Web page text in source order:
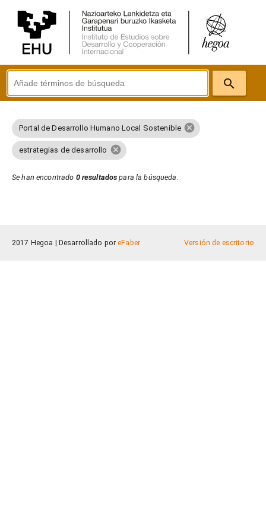
search
Portal de Desarrollo Humano Local Sostenible cancel
estrategias de desarrollo cancel
Se han encontrado 0 resultados para la búsqueda.
2017 Hegoa | Desarrollado poreFaber Versión de escritorio